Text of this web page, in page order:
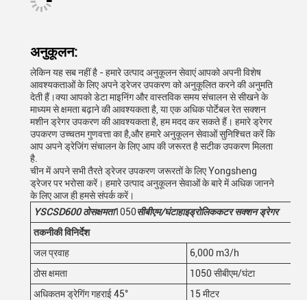
अनुकूलन:
लेकिन यह सब नहीं है - हमारे उत्पाद अनुकूलन सेवाएं आपको अपनी विशेष
आवश्यकताओं के लिए अपने ड्रेजर उपकरण को अनुकूलित करने की अनुमति
देती हैं।क्या आपको डेटा माइनिंग और वास्तविक समय संचालन से सीखने के
माध्यम से क्षमता बढ़ाने की आवश्यकता है, या एक अधिक पोर्टेबल रेत सक्शन
मशीन ड्रेगर उपकरण की आवश्यकता है, हम मदद कर सकते हैं। हमारे ड्रेगर
उपकरण उच्चतम गुणवत्ता का है,और हमारे अनुकूलन सेवाओं सुनिश्चित करें कि
आप अपने ड्रेजिंग संचालन के लिए आप की जरूरत है सटीक उपकरण मिलता
है.
चीन में अपने सभी तैरते ड्रेजर उपकरण जरूरतों के लिए Yongsheng
ड्रेजर पर भरोसा करें। हमारे उत्पाद अनुकूलन सेवाओं के बारे में अधिक जानने
के लिए आज ही हमसे संपर्क करें।
YSCSD600 ठोसक्षमता1050सीबीएम/घंटाहाइड्रोलिककटर सक्शन ड्रेगर
तकनीकी विनिर्देश
जल प्रवाह
6,000 m3/h
ठोस क्षमता
1050 सीबीएम/घंटा
अधिकतम ड्रेगिंग गहराई 45°
15 मीटर